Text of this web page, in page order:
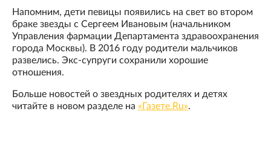
Напомним, дети певицы появились на свет во втором
браке звезды с Сергеем Ивановым (начальником
Управления фармации Департамента здравоохранения
города Москвы). В 2016 году родители мальчиков
развелись. Экс-супруги сохранили хорошие
отношения.
Больше новостей о звездных родителях и детях
читайте в новом разделе на «Газете.Ru».